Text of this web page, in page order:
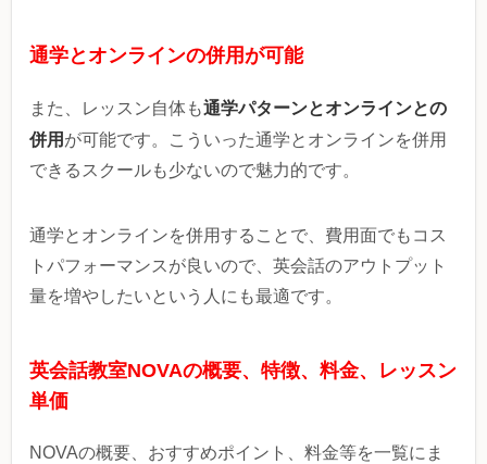
通学とオンラインの併用が可能
また、レッスン自体も通学パターンとオンラインとの
併用が可能です。こういった通学とオンラインを併用
できるスクールも少ないので魅力的です。
通学とオンラインを併用することで、費用面でもコス
トパフォーマンスが良いので、英会話のアウトプット
量を増やしたいという人にも最適です。
英会話教室NOVAの概要、特徴、料金、レッスン
単価
NOVAの概要、おすすめポイント、料金等を一覧にま